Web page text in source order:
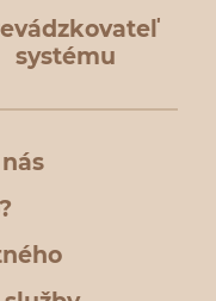
systému